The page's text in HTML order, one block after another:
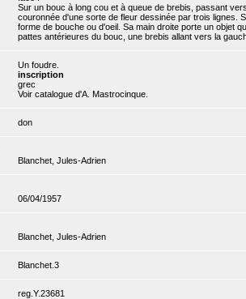
Sur un bouc à long cou et à queue de brebis, passant
couronnée d'une sorte de fleur dessinée par trois lignes.
forme de bouche ou d'oeil. Sa main droite porte un objet
pattes antérieures du bouc, une brebis allant vers la
Un foudre.
inscription
grec
Voir catalogue d'A. Mastrocinque.
don
Blanchet, Jules-Adrien
06/04/1957
Blanchet, Jules-Adrien
Blanchet.3
reg.Y.23681